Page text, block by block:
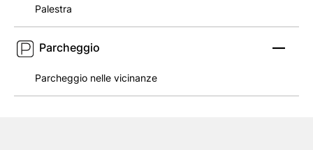
Palestra
Parcheggio
Parcheggio nelle vicinanze